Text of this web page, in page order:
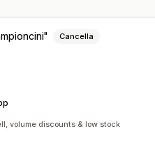
Cancella
volume discounts & low stock